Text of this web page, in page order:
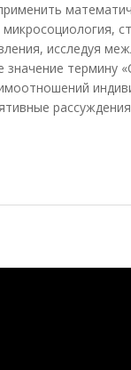
исследуя
термину